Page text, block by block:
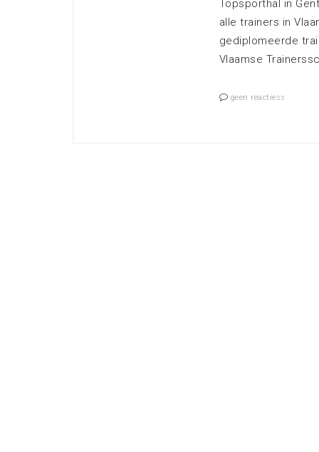
Topsporthal in
alle trainers in
gediplomeerde
Vlaamse
geen reactiess